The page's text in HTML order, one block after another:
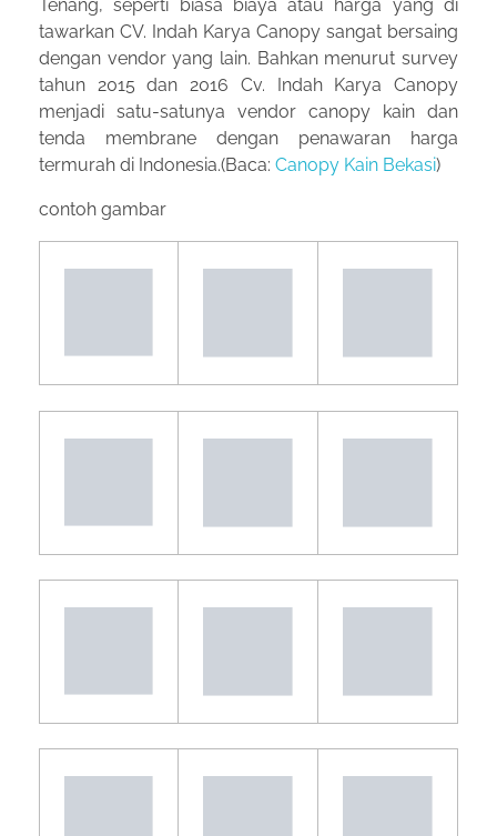
Tenang, seperti biasa biaya atau harga yang di
tawarkan CV. Indah Karya Canopy sangat bersaing
dengan vendor yang lain. Bahkan menurut survey
tahun 2015 dan 2016 Cv. Indah Karya Canopy
menjadi satu-satunya vendor canopy kain dan
tenda membrane dengan penawaran harga
termurah di Indonesia.(Baca: Canopy Kain Bekasi)
contoh gambar